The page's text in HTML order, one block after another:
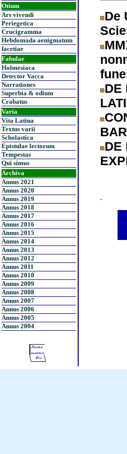
Otium
Ars vivendi
Periegetica
Crucigramma
Hebdomada aenigmatum
facetiae
Fabulae
Holmesiaca
Detector Vacca
Narrationes
Superbia & odium
Crabatus
Varia
Vita Latina
Textus varii
Scholastica
Epistulae lectorum
Tempestas
Qui simus
Archiva
Annus 2021
Annus 2020
Annus 2019
Annus 2018
Annus 2017
Annus 2016
Annus 2015
Annus 2014
Annus 2013
Annus 2012
Annus 2011
Annus 2010
Annus 2009
Annus 2008
Annus 2007
Annus 2006
Annus 2005
Annus 2004
De
DE
DE
.